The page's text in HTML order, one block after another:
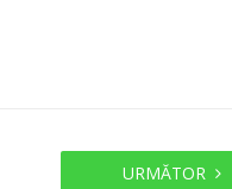
URMĂTOR